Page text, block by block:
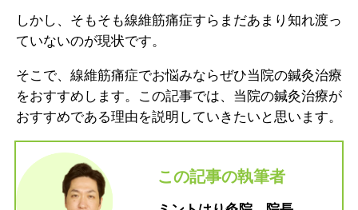
しかし、そもそも線維筋痛症すらまだあまり知れ渡っ
ていないのが現状です。
そこで、線維筋痛症でお悩みならぜひ当院の鍼灸治療
をおすすめします。この記事では、当院の鍼灸治療が
おすすめである理由を説明していきたいと思います。
この記事の執筆者